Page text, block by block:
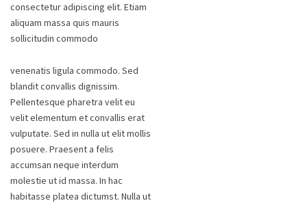
consectetur adipiscing elit. Etiam
aliquam massa quis mauris
sollicitudin commodo
venenatis ligula commodo. Sed
blandit convallis dignissim.
Pellentesque pharetra velit eu
velit elementum et convallis erat
vulputate. Sed in nulla ut elit mollis
posuere. Praesent a felis
accumsan neque interdum
molestie ut id massa. In hac
habitasse platea dictumst. Nulla ut